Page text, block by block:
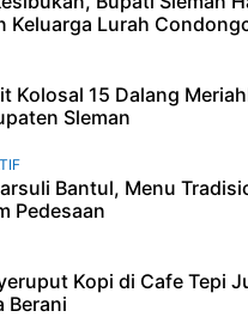
Keluarga Lurah
Kolosal 15 Dalang
Sleman
Bantul, Menu
Pedesaan
Kopi di Cafe Tepi
Berani